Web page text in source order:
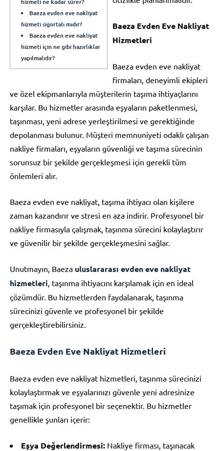
Baeza evden eve nakliyat
hizmeti sigortalı mıdır?
Baeza evden eve nakliyat
hizmeti için ne gibi hazırlıklar
yapılmalıdır?
Baeza Evden Eve Nakliyat
Hizmetleri
Baeza evden eve nakliyat
firmaları, deneyimli ekipleri
ve özel ekipmanlarıyla müşterilerin taşıma ihtiyaçlarını
karşılar. Bu hizmetler arasında eşyaların paketlenmesi,
taşınması, yeni adrese yerleştirilmesi ve gerektiğinde
depolanması bulunur. Müşteri memnuniyeti odaklı çalışan
nakliye firmaları, eşyaların güvenliği ve taşıma sürecinin
sorunsuz bir şekilde gerçekleşmesi için gerekli tüm
önlemleri alır.
Baeza evden eve nakliyat, taşıma ihtiyacı olan kişilere
zaman kazandırır ve stresi en aza indirir. Profesyonel bir
nakliye firmasıyla çalışmak, taşınma sürecini kolaylaştırır
ve güvenilir bir şekilde gerçekleşmesini sağlar.
Unutmayın, Baeza uluslararası evden eve nakliyat
hizmetleri , taşınma ihtiyacını karşılamak için en ideal
çözümdür. Bu hizmetlerden faydalanarak, taşınma
sürecinizi güvenle ve profesyonel bir şekilde
gerçekleştirebilirsiniz.
Baeza Evden Eve Nakliyat Hizmetleri
Baeza evden eve nakliyat hizmetleri, taşınma sürecinizi
kolaylaştırmak ve eşyalarınızı güvenle yeni adresinize
taşımak için profesyonel bir seçenektir. Bu hizmetler
genellikle şunları içerir:
Eşya Değerlendirmesi: Nakliye firması, taşınacak